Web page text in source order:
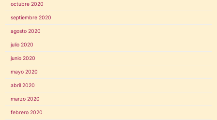
octubre 2020
septiembre 2020
agosto 2020
julio 2020
junio 2020
mayo 2020
abril 2020
marzo 2020
febrero 2020